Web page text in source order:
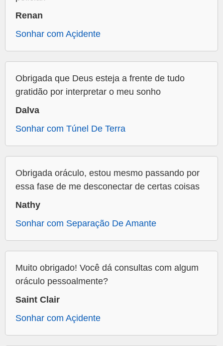
Renan
Sonhar com Açidente
Obrigada que Deus esteja a frente de tudo
gratidão por interpretar o meu sonho
Dalva
Sonhar com Túnel De Terra
Obrigada oráculo, estou mesmo passando por
essa fase de me desconectar de certas coisas
Nathy
Sonhar com Separação De Amante
Muito obrigado! Você dá consultas com algum
oráculo pessoalmente?
Saint Clair
Sonhar com Açidente